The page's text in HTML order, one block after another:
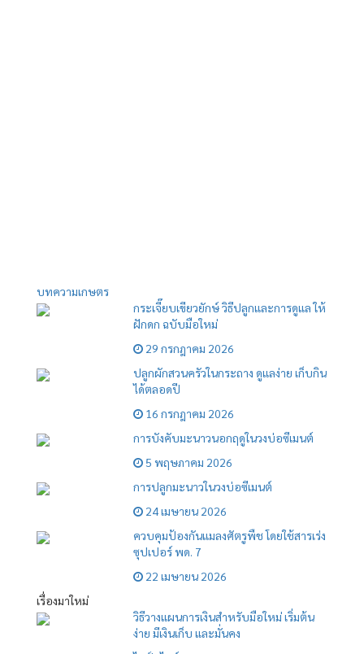
บทความเกษตร
กระเจี๊ยบเขียวยักษ์ วิธีปลูกและการดูแล ให้
ฝักดก ฉบับมือใหม่
29 กรกฎาคม 2026
ปลูกผักสวนครัวในกระถาง ดูแลง่าย เก็บกิน
ได้ตลอดปี
16 กรกฎาคม 2026
การบังคับมะนาวนอกฤดูในวงบ่อซีเมนต์
5 พฤษภาคม 2026
การปลูกมะนาวในวงบ่อซีเมนต์
24 เมษายน 2026
ควบคุมป้องกันแมลงศัตรูพืช โดยใช้สารเร่ง
ซุปเปอร์ พด. 7
22 เมษายน 2026
เรื่องมาใหม่
วิธีวางแผนการเงินสำหรับมือใหม่ เริ่มต้น
ง่าย มีเงินเก็บ และมั่นคง